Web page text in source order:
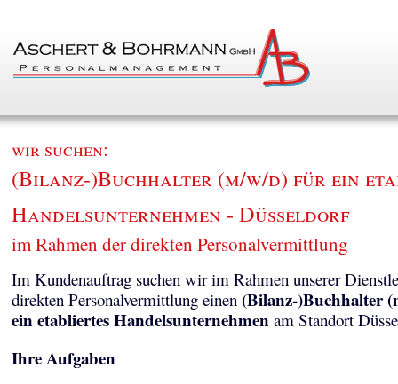
wir suchen:
(Bilanz-)Buchhalter (m/w/d) für ein
Handelsunternehmen - Düsseldorf
im Rahmen der direkten Personalvermittlung
Im Kundenauftrag suchen wir im Rahmen unserer
direkten Personalvermittlung einen (Bilanz-)Buchhalter
ein etabliertes Handelsunternehmenam Standort
Ihre Aufgaben